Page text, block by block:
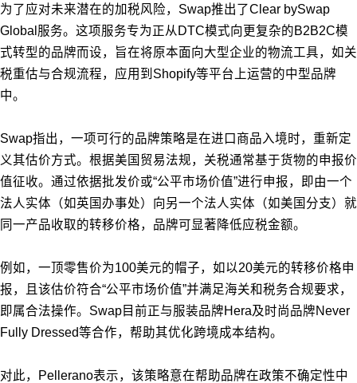
为了应对未来潜在的加税风险，Swap推出了Clear bySwap
Global服务。这项服务专为正从DTC模式向更复杂的B2B2C模
式转型的品牌而设，旨在将原本面向大型企业的物流工具，如关
税重估与合规流程，应用到Shopify等平台上运营的中型品牌
中。
Swap指出，一项可行的品牌策略是在进口商品入境时，重新定
义其估价方式。根据美国贸易法规，关税通常基于货物的申报价
值征收。通过依据批发价或“公平市场价值”进行申报，即由一个
法人实体（如英国办事处）向另一个法人实体（如美国分支）就
同一产品收取的转移价格，品牌可显著降低应税金额。
例如，一顶零售价为100美元的帽子，如以20美元的转移价格申
报，且该估价符合“公平市场价值”并满足海关和税务合规要求，
即属合法操作。Swap目前正与服装品牌Hera及时尚品牌Never
Fully Dressed等合作，帮助其优化跨境成本结构。
对此，Pellerano表示，该策略意在帮助品牌在政策不确定性中